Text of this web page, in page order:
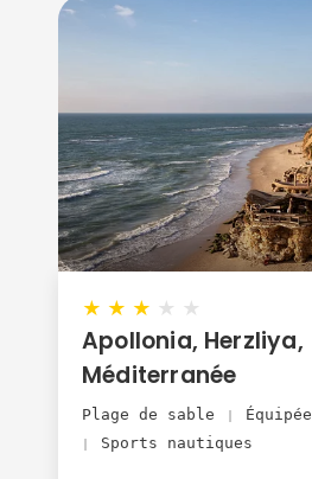
★ ★ ★ ★ ★
Apollonia, Herzliya,
Méditerranée
Plage de sable Équipée
Sports nautiques